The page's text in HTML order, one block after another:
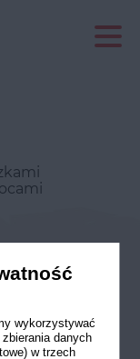
w social
wykorzystywać
danych
w trzech